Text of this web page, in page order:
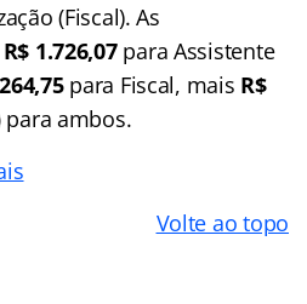
(Fiscal). As
R$ 1.726,07para Assistente
para Fiscal, mais R$
para ambos.
Volte ao topo